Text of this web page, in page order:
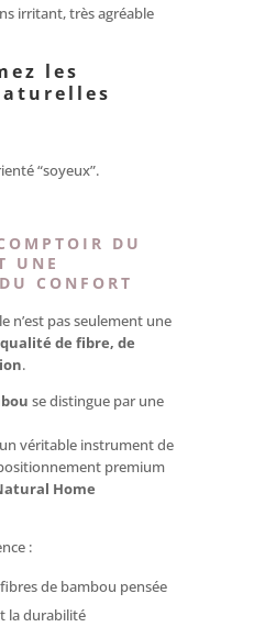
irritant, très agréable
les
“soyeux”.
DU
UNE
CONFORT
n’est pas seulement une
de fibre, de
.
se distingue par une
véritable instrument de
premium
Home
:
de bambou pensée
la durabilité